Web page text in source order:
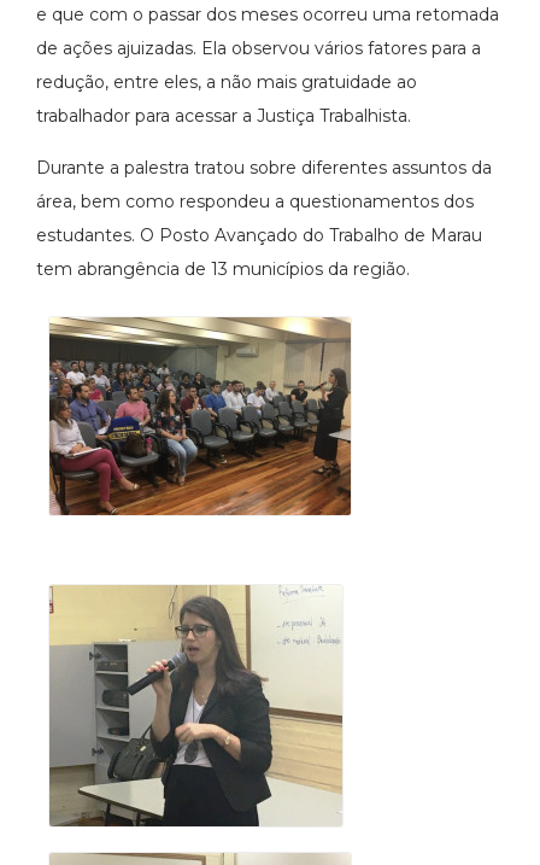
e que com o passar dos meses ocorreu uma retomada
de ações ajuizadas. Ela observou vários fatores para a
redução, entre eles, a não mais gratuidade ao
trabalhador para acessar a Justiça Trabalhista.
Durante a palestra tratou sobre diferentes assuntos da
área, bem como respondeu a questionamentos dos
estudantes. O Posto Avançado do Trabalho de Marau
tem abrangência de 13 municípios da região.